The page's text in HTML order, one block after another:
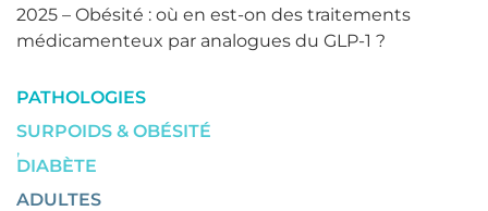
2025 – Obésité : où en est-on des traitements
médicamenteux par analogues du GLP-1 ?
PATHOLOGIES
SURPOIDS & OBÉSITÉ
,
DIABÈTE
ADULTES